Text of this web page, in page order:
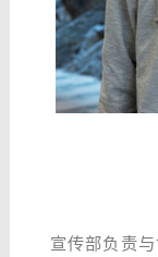
宣传部负责